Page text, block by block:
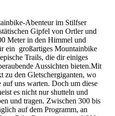
Abenteur im Stilfser
Gipfel von Ortler und
Meter in den Himmel und
ein großartiges Mountainbike
Trails, die dir einiges
Aussichten bieten.Mit
zu den Gletschergiganten, wo
auf uns warten. Doch um diese
es nicht nur shutteln und
und tragen. Zwischen 300 bis
auf dem Programm, an